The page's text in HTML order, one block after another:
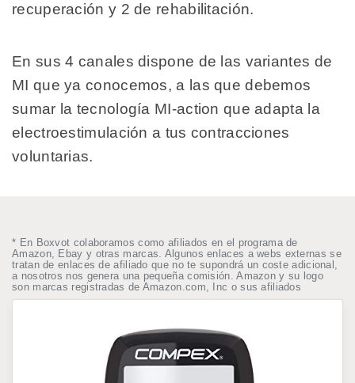
recuperación y 2 de rehabilitación.
En sus 4 canales dispone de las variantes de
MI que ya conocemos, a las que debemos
sumar la tecnología MI-action que adapta la
electroestimulación a tus contracciones
voluntarias.
* En Boxvot colaboramos como afiliados en el programa de
Amazon, Ebay y otras marcas. Algunos enlaces a webs externas se
tratan de enlaces de afiliado que no te supondrá un coste adicional,
a nosotros nos genera una pequeña comisión. Amazon y su logo
son marcas registradas de Amazon.com, Inc o sus afiliados